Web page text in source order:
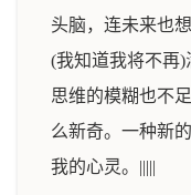
头脑，连未来也
(我知道我将不再
思维的模糊也不
么新奇。一种新
我的心灵。|||||